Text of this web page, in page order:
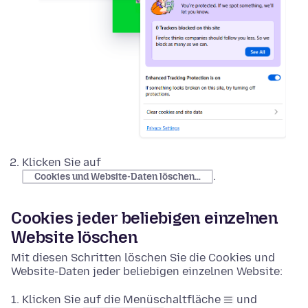
Klicken Sie auf
Cookies und Website-Daten löschen… .
Cookies jeder beliebigen einzelnen
Website löschen
Mit diesen Schritten löschen Sie die Cookies und
Website-Daten jeder beliebigen einzelnen Website:
Klicken Sie auf die Menüschaltfläche
und